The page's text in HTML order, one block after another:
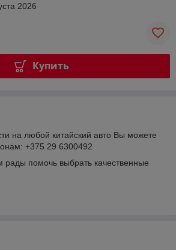
2026
Купить
на любой китайский авто Вы можете
+375 29 6300492
рады помочь выбрать качественные